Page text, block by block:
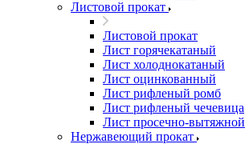
Листовой прокат
Листовой прокат
Лист горячекатаный
Лист холоднокатаный
Лист оцинкованный
Лист рифленый ромб
Лист рифленый чечевица
Лист просечно-вытяжной
Нержавеющий прокат